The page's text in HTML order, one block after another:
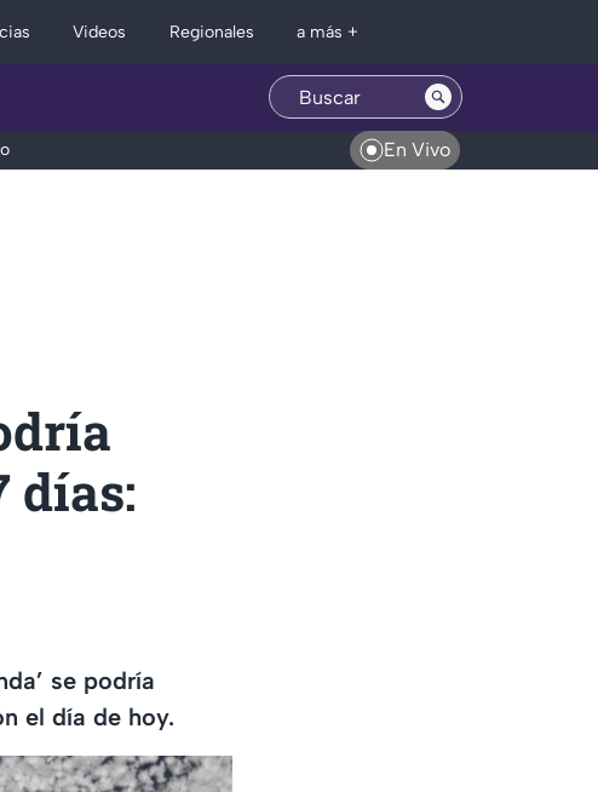
Videos Regionales a más +
En Vivo
días:
se podría
el día de hoy.